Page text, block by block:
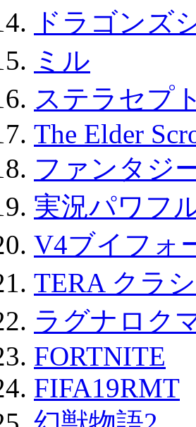
ドラゴンズ
ミル
ステラセプ
The Elder
ファンタジ
実況パワフ
V4ブイフォ
TERA クラ
ラグナロク
FORTNITE
FIFA19RMT